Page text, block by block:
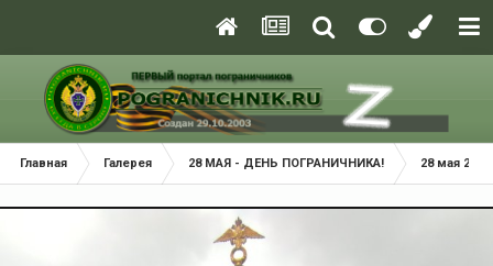
Главная Галерея 28 МАЯ - ДЕНЬ ПОГРАНИЧНИКА! 28 мая